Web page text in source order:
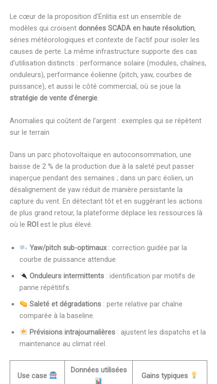
Le cœur de la proposition d’Enlitia est un ensemble de
modèles qui croisent données SCADA en haute résolution,
séries météorologiques et contexte de l’actif pour isoler les
causes de perte. La même infrastructure supporte des cas
d’utilisation distincts : performance solaire (modules, chaînes,
onduleurs), performance éolienne (pitch, yaw, courbes de
puissance), et aussi le côté commercial, où se joue la
stratégie de vente d’énergie.
Anomalies qui coûtent de l’argent : exemples qui se répètent
sur le terrain
Dans un parc photovoltaïque en autoconsommation, une
baisse de 2 % de la production due à la saleté peut passer
inaperçue pendant des semaines ; dans un parc éolien, un
désalignement de yaw réduit de manière persistante la
capture du vent. En détectant tôt et en suggérant les actions
de plus grand retour, la plateforme déplace les ressources là
où le ROI est le plus élevé.
Yaw/pitch sub-optimaux: correction guidée par la
courbe de puissance attendue.
Onduleurs intermittents: identification par motifs de
panne répétitifs.
Saleté et dégradations: perte relative par chaîne
comparée à la baseline.
Prévisions intrajournalières: ajustent les dispatchs et la
maintenance au climat réel.
Use case
Données utilisées
Gains typiques